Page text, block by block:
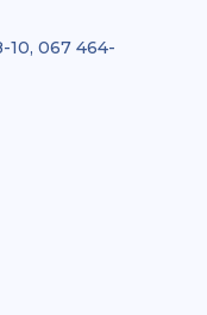
10, 067 464-